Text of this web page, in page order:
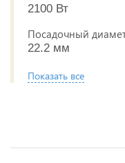
2100 Вт
Посадочный
22.2 мм
Показать все